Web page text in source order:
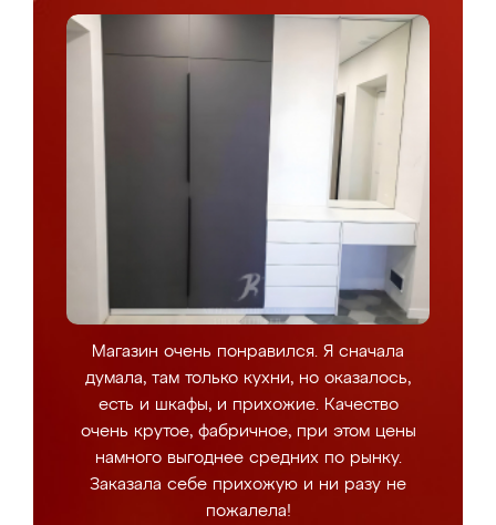
Магазин очень понравился. Я сначала
думала, там только кухни, но оказалось,
есть и шкафы, и прихожие. Качество
очень крутое, фабричное, при этом цены
намного выгоднее средних по рынку.
Заказала себе прихожую и ни разу не
пожалела!